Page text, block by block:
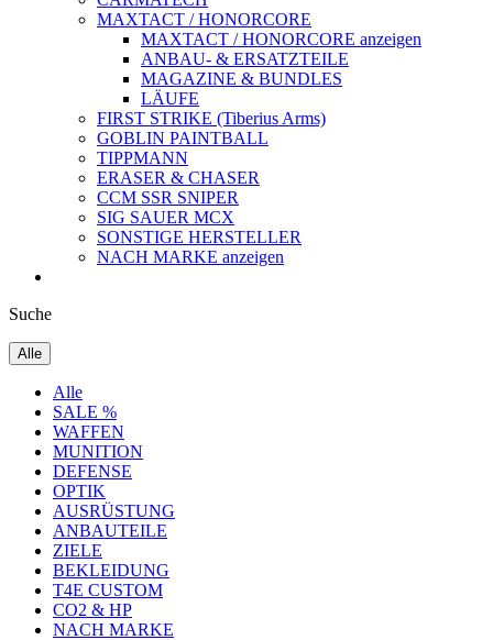
MAXTACT / HONORCORE
MAXTACT / HONORCORE anzeigen
ANBAU- & ERSATZTEILE
MAGAZINE & BUNDLES
LÄUFE
FIRST STRIKE (Tiberius Arms)
GOBLIN PAINTBALL
TIPPMANN
ERASER & CHASER
CCM SSR SNIPER
SIG SAUER MCX
SONSTIGE HERSTELLER
NACH MARKE anzeigen
Suche
Alle
Alle
SALE %
WAFFEN
MUNITION
DEFENSE
OPTIK
AUSRÜSTUNG
ANBAUTEILE
ZIELE
BEKLEIDUNG
T4E CUSTOM
CO2 & HP
NACH MARKE